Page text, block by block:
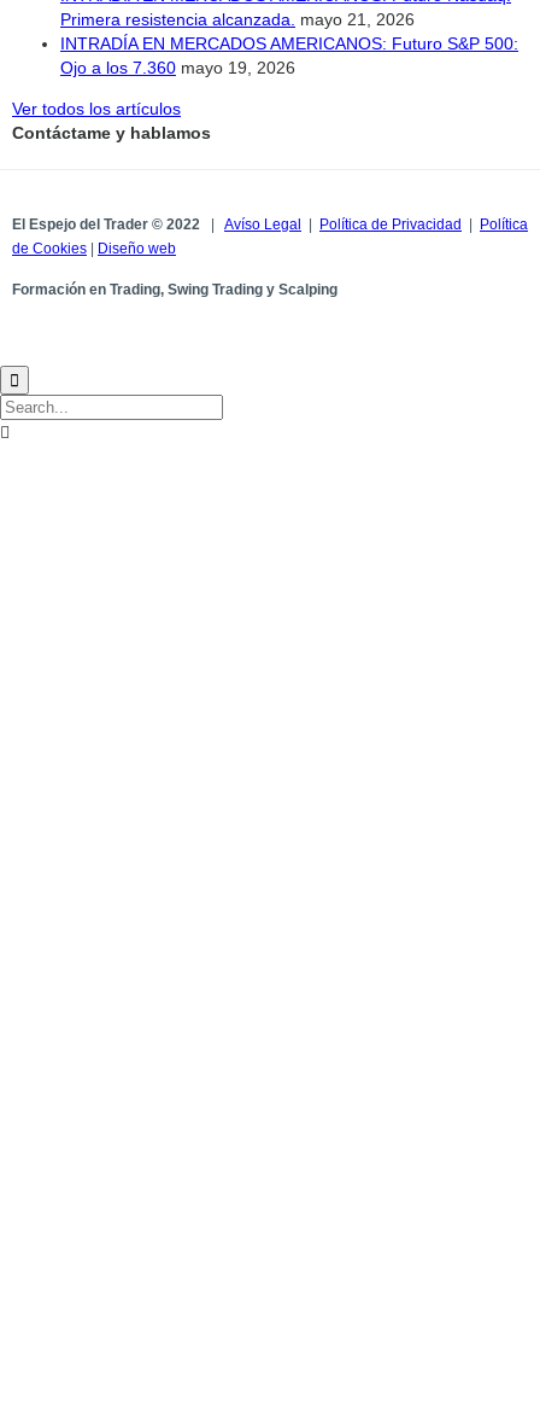
Primera resistencia alcanzada.
mayo 21, 2026
INTRADÍA EN MERCADOS AMERICANOS: Futuro S&P 500:
Ojo a los 7.360 mayo 19, 2026
Ver todos los artículos
Contáctame y hablamos
El Espejo del Trader © 2022 Avíso Legal Política de Privacidad
Política
de Cookies
Diseño web
Formación en Trading, Swing Trading y Scalping

